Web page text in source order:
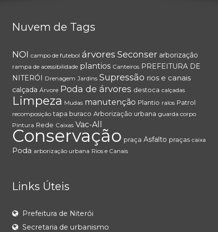
Nuvem de Tags
NOI campo de futebol árvores Seconser arborização
rampa de acessibilidade plantios Canteiros PREFEITURA DE
NITERÓI
Drenagem Jardins Supressão rios e canais
calçada Árvore Poda de árvores destoca calçadas
Limpeza Mudas manutenção Plantio ralos Patrol
recomposição tapa buraco Arborização urbana guarda corpo
Pintura Rede Caixas Vac-All
Conservação praça Asfalto praças caixa
Poda arborização urbana Rios e Canais
Links Úteis
Prefeitura de Niterói
Secretaria de urbanismo